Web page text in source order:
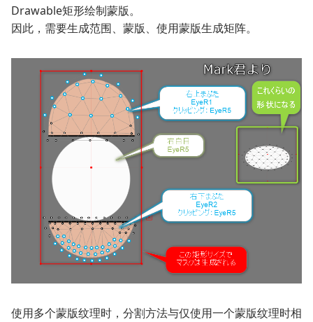
Drawable矩形绘制蒙版。
因此，需要生成范围、蒙版、使用蒙版生成矩阵。
使用多个蒙版纹理时，分割方法与仅使用一个蒙版纹理时相